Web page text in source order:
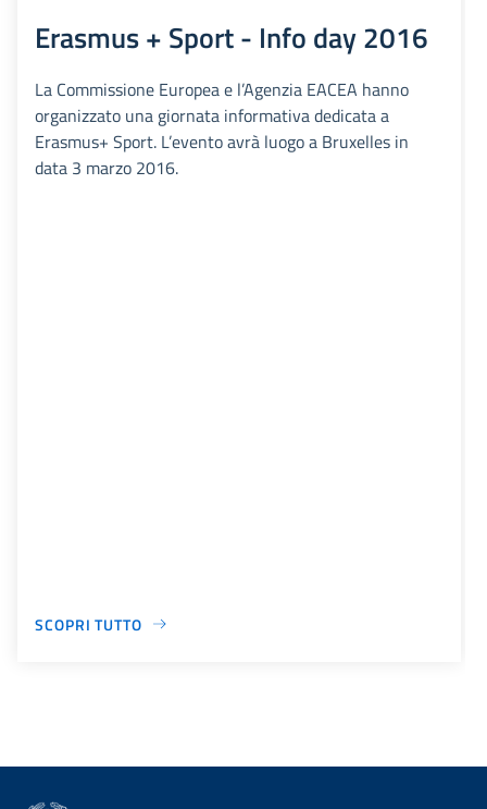
Erasmus + Sport - Info day 2016
La Commissione Europea e l’Agenzia EACEA hanno
organizzato una giornata informativa dedicata a
Erasmus+ Sport. L’evento avrà luogo a Bruxelles in
data 3 marzo 2016.
SCOPRI TUTTO